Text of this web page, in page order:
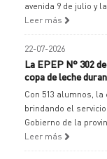
avenida 9 de julio y
Leer más
22-07-2026
La EPEP N° 302
copa de leche
Con 513 alumnos,
brindando el
Gobierno de la
Leer más